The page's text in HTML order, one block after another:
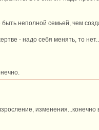
неполной семьей, чем
- надо себя менять, то
изменения...конечно